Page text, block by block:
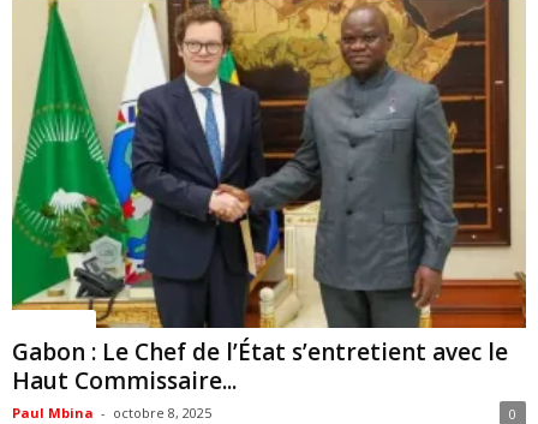
Gabon : Le Chef de l’État s’entretient avec le
Haut Commissaire...
Paul Mbina - octobre 8, 2025 0